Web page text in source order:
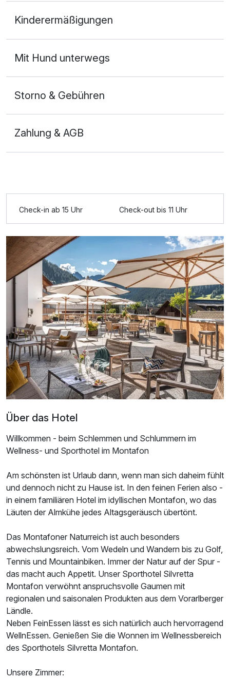
2 Erwachsene
Ausstattung
Für 4 Tage
Kinderermäßigungen
Mit Hund unterwegs
Storno & Gebühren
Zahlung & AGB
Check-in ab 15 Uhr Check-out bis 11 Uhr
Über das Hotel
Willkommen - beim Schlemmen und Schlummern im
Wellness- und Sporthotel im Montafon
Am schönsten ist Urlaub dann, wenn man sich daheim fühlt
und dennoch nicht zu Hause ist. In den feinen Ferien also -
in einem familiären Hotel im idyllischen Montafon, wo das
Läuten der Almkühe jedes Altagsgeräusch übertönt.
Das Montafoner Naturreich ist auch besonders
abwechslungsreich. Vom Wedeln und Wandern bis zu Golf,
Tennis und Mountainbiken. Immer der Natur auf der Spur -
das macht auch Appetit. Unser Sporthotel Silvretta
Montafon verwöhnt anspruchsvolle Gaumen mit
regionalen und saisonalen Produkten aus dem Vorarlberger
Ländle.
Neben FeinEssen lässt es sich natürlich auch hervorragend
WellnEssen. Genießen Sie die Wonnen im Wellnessbereich
des Sporthotels Silvretta Montafon.
Unsere Zimmer: